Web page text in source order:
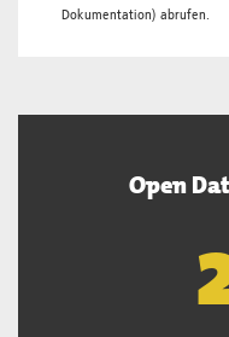
Dokumentation) abrufen.
Open